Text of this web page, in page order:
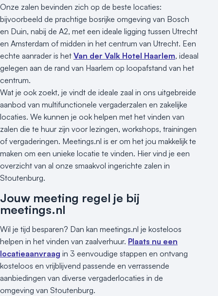
Onze zalen bevinden zich op de beste locaties:
bijvoorbeeld de prachtige bosrijke omgeving van Bosch
en Duin, nabij de A2, met een ideale ligging tussen Utrecht
en Amsterdam of midden in het centrum van Utrecht. Een
echte aanrader is het Van der Valk Hotel Haarlem, ideaal
gelegen aan de rand van Haarlem op loopafstand van het
centrum.
Wat je ook zoekt, je vindt de ideale zaal in ons uitgebreide
aanbod van multifunctionele vergaderzalen en zakelijke
locaties. We kunnen je ook helpen met het vinden van
zalen die te huur zijn voor lezingen, workshops, trainingen
of vergaderingen. Meetings.nl is er om het jou makkelijk te
maken om een unieke locatie te vinden. Hier vind je een
overzicht van al onze smaakvol ingerichte zalen in
Stoutenburg.
Jouw meeting regel je bij
meetings.nl
Wil je tijd besparen? Dan kan meetings.nl je kosteloos
helpen in het vinden van zaalverhuur. Plaats nu een
locatieaanvraag in 3 eenvoudige stappen en ontvang
kosteloos en vrijblijvend passende en verrassende
aanbiedingen van diverse vergaderlocaties in de
omgeving van Stoutenburg.